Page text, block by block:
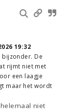
19:32
bijzonder. De
rijmt niet met
een laagje
maar het wordt
niet